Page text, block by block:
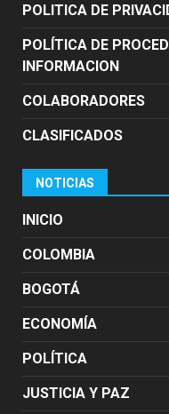
POLITICA DE
POLÍTICA DE
INFORMACION
COLABORADORES
CLASIFICADOS
NOTICIAS
INICIO
COLOMBIA
BOGOTÁ
ECONOMÍA
POLÍTICA
JUSTICIA Y PAZ